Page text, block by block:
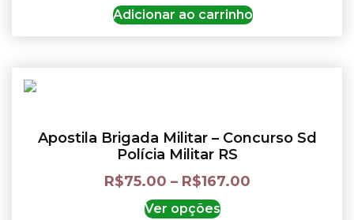
Adicionar ao carrinho
Apostila Brigada Militar – Concurso Sd
Polícia Militar RS
R$75.00 – R$167.00
Ver opções